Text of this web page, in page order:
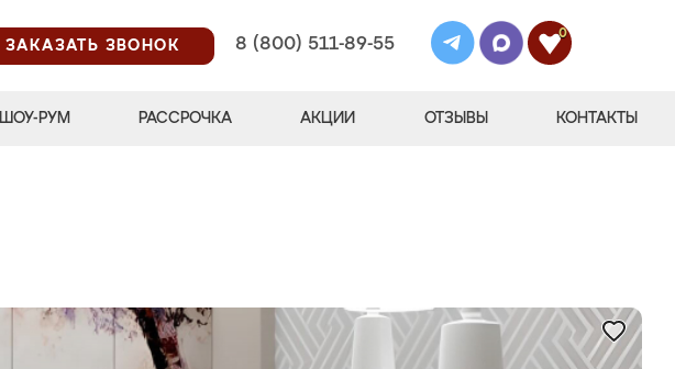
ЗАКАЗАТЬ ЗВОНОК
8 (800) 511-89-55
0
ШОУ-РУМ РАССРОЧКА АКЦИИ ОТЗЫВЫ КОНТАКТЫ